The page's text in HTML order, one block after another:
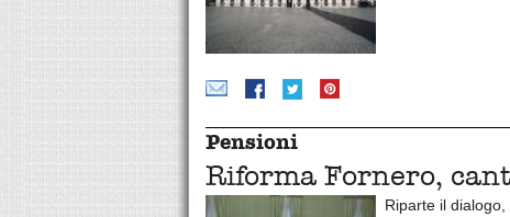
Pensioni
Riforma Fornero,
Riparte il